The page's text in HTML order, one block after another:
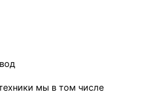
мы в том числе